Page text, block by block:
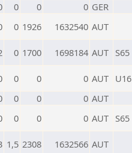
0 0 0 GER
0 1926 1632540 AUT
0 1700 1698184 AUT S65
0 0 0 AUT U16
0 0 0 AUT
0 0 0 AUT S65
1,5 2308 1632566 AUT